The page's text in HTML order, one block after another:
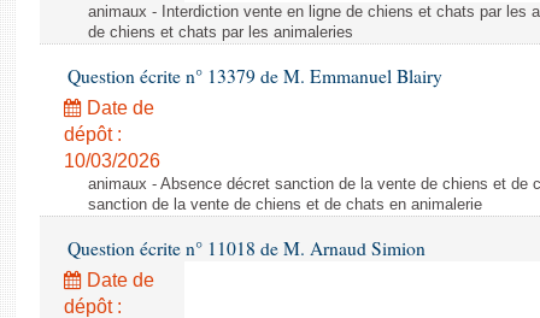
animaux - Interdiction vente en ligne de chiens et chats par les
de chiens et chats par les animaleries
Question écrite n° 13379 de M. Emmanuel Blairy
Date de
dépôt :
10/03/2026
animaux - Absence décret sanction de la vente de chiens et de
sanction de la vente de chiens et de chats en animalerie
Question écrite n° 11018 de M. Arnaud Simion
Date de
dépôt :